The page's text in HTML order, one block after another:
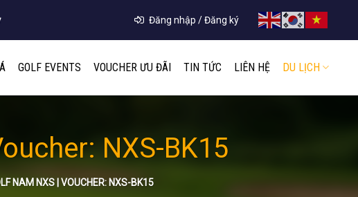
Đăng nhập / Đăng ký
GOLF EVENTS VOUCHER ƯU ĐÃI TIN TỨC LIÊN HỆ DU LỊCH
NXS-BK15
NAM NXS | VOUCHER: NXS-BK15